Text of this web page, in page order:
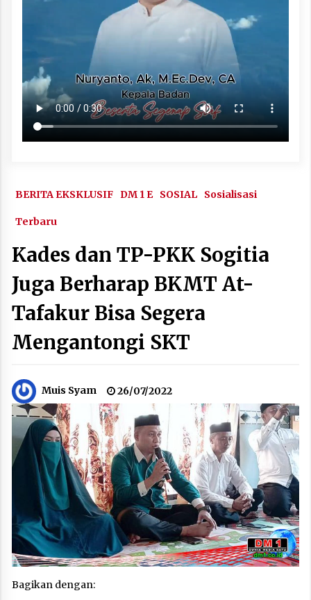
BERITA EKSKLUSIF DM 1 E SOSIAL Sosialisasi
Terbaru
Kades dan TP-PKK Sogitia
Juga Berharap BKMT At-
Tafakur Bisa Segera
Mengantongi SKT
Muis Syam 26/07/2022
Bagikan dengan: